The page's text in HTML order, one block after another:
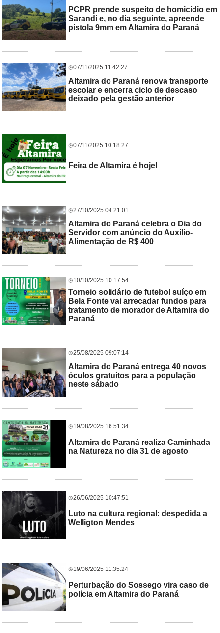
PCPR prende suspeito de homicídio em
Sarandi e, no dia seguinte, apreende
pistola 9mm em Altamira do Paraná
07/11/2025 11:42:27
Altamira do Paraná renova transporte
escolar e encerra ciclo de descaso
deixado pela gestão anterior
07/11/2025 10:18:27
Feira de Altamira é hoje!
27/10/2025 04:21:01
Altamira do Paraná celebra o Dia do
Servidor com anúncio do Auxílio-
Alimentação de R$ 400
10/10/2025 10:17:54
Torneio solidário de futebol suíço em
Bela Fonte vai arrecadar fundos para
tratamento de morador de Altamira do
Paraná
25/08/2025 09:07:14
Altamira do Paraná entrega 40 novos
óculos gratuitos para a população
neste sábado
19/08/2025 16:51:34
Altamira do Paraná realiza Caminhada
na Natureza no dia 31 de agosto
26/06/2025 10:47:51
Luto na cultura regional: despedida a
Welligton Mendes
19/06/2025 11:35:24
Perturbação do Sossego vira caso de
polícia em Altamira do Paraná